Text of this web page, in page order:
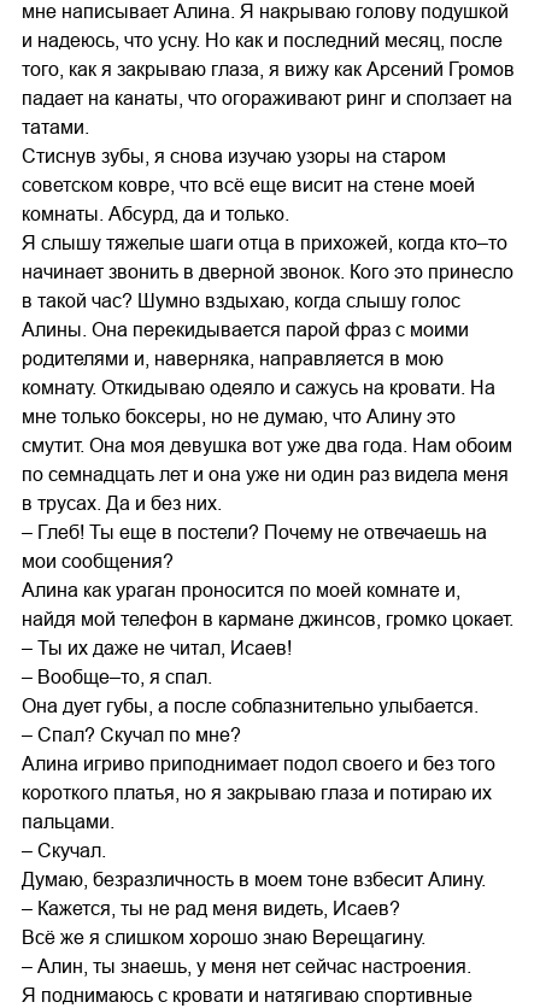
мне написывает Алина. Я накрываю голову подушкой
и надеюсь, что усну. Но как и последний месяц, после
того, как я закрываю глаза, я вижу как Арсений Громов
падает на канаты, что огораживают ринг и сползает на
татами.
Стиснув зубы, я снова изучаю узоры на старом
советском ковре, что всё еще висит на стене моей
комнаты. Абсурд, да и только.
Я слышу тяжелые шаги отца в прихожей, когда кто–то
начинает звонить в дверной звонок. Кого это принесло
в такой час? Шумно вздыхаю, когда слышу голос
Алины. Она перекидывается парой фраз с моими
родителями и, наверняка, направляется в мою
комнату. Откидываю одеяло и сажусь на кровати. На
мне только боксеры, но не думаю, что Алину это
смутит. Она моя девушка вот уже два года. Нам обоим
по семнадцать лет и она уже ни один раз видела меня
в трусах. Да и без них.
– Глеб! Ты еще в постели? Почему не отвечаешь на
мои сообщения?
Алина как ураган проносится по моей комнате и,
найдя мой телефон в кармане джинсов, громко цокает.
– Ты их даже не читал, Исаев!
– Вообще–то, я спал.
Она дует губы, а после соблазнительно улыбается.
– Спал? Скучал по мне?
Алина игриво приподнимает подол своего и без того
короткого платья, но я закрываю глаза и потираю их
пальцами.
– Скучал.
Думаю, безразличность в моем тоне взбесит Алину.
– Кажется, ты не рад меня видеть, Исаев?
Всё же я слишком хорошо знаю Верещагину.
– Алин, ты знаешь, у меня нет сейчас настроения.
Я поднимаюсь с кровати и натягиваю спортивные